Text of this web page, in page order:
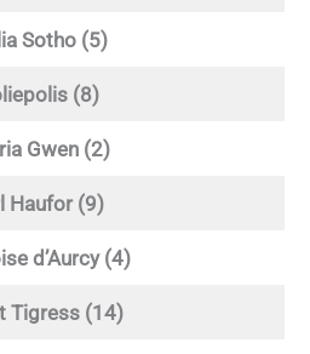
Sotho (5)
(8)
Gwen (2)
Haufor (9)
d’Aurcy (4)
Tigress (14)